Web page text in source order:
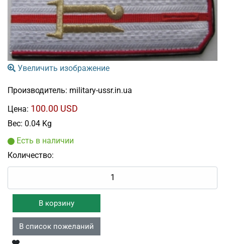
Увеличить изображение
Производитель: military-ussr.in.ua
Цена: 100.00 USD
Вес: 0.04 Kg
Есть в наличии
Количество: